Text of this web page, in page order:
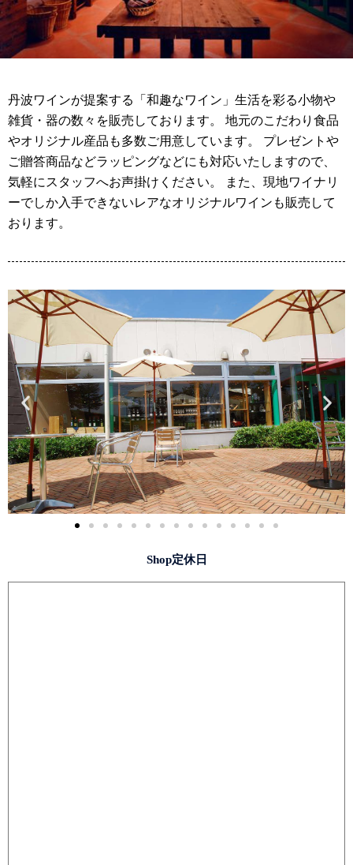
丹波ワインが提案する「和趣なワイン」生活を彩る小物や
雑貨・器の数々を販売しております。 地元のこだわり食品
やオリジナル産品も多数ご用意しています。 プレゼントや
ご贈答商品などラッピングなどにも対応いたしますので、
気軽にスタッフへお声掛けください。 また、現地ワイナリ
ーでしか入手できないレアなオリジナルワインも販売して
おります。
Shop定休日